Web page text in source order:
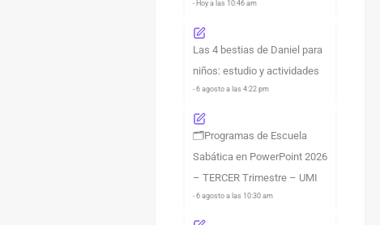
- Hoy a las 10:46 am
Las 4 bestias de Daniel para
niños: estudio y actividades
- 6 agosto a las 4:22 pm
🗂️Programas de Escuela
Sabática en PowerPoint 2026
– TERCER Trimestre – UMI
- 6 agosto a las 10:30 am